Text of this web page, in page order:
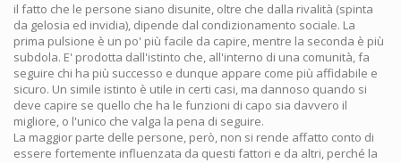
il fatto che le persone siano disunite, oltre che dalla rivalità (spinta
da gelosia ed invidia), dipende dal condizionamento sociale. La
prima pulsione è un po' più facile da capire, mentre la seconda è più
subdola. E' prodotta dall'istinto che, all'interno di una comunità, fa
seguire chi ha più successo e dunque appare come più affidabile e
sicuro. Un simile istinto è utile in certi casi, ma dannoso quando si
deve capire se quello che ha le funzioni di capo sia davvero il
migliore, o l'unico che valga la pena di seguire.
La maggior parte delle persone, però, non si rende affatto conto di
essere fortemente influenzata da questi fattori e da altri, perché la